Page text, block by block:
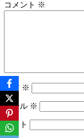
シ
コメント ※
名前 ※
メール ※
サイト